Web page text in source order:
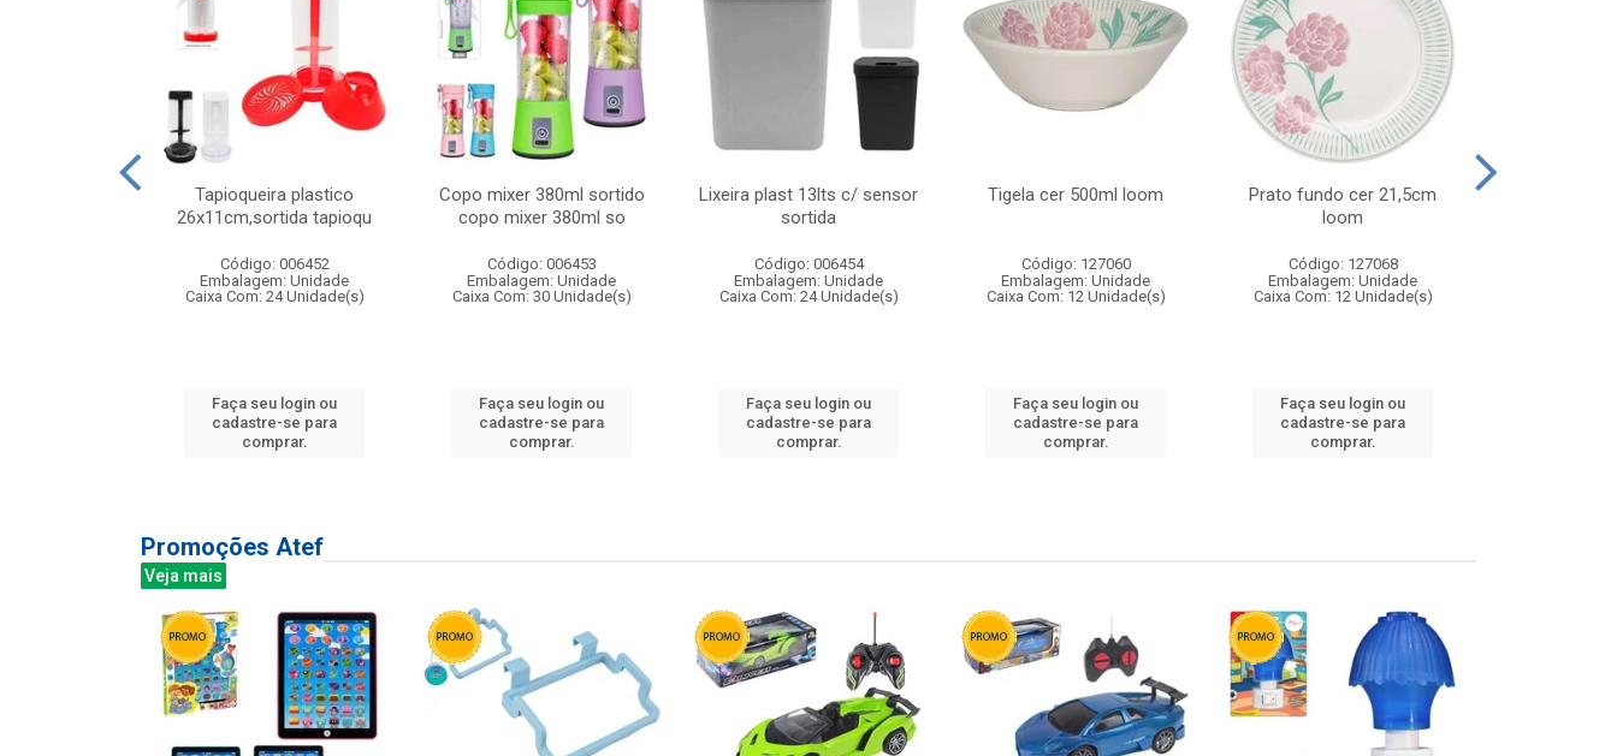
Tapioqueira plastico
26x11cm,sortida tapioqu
Código: 006452
Embalagem: Unidade
Caixa Com: 24 Unidade(s)
Faça seu login ou
cadastre-se para
comprar.
Copo mixer 380ml sortido
copo mixer 380ml so
Código: 006453
Embalagem: Unidade
Caixa Com: 30 Unidade(s)
Faça seu login ou
cadastre-se para
comprar.
Lixeira plast 13lts c/ sensor
sortida
Código: 006454
Embalagem: Unidade
Caixa Com: 24 Unidade(s)
Faça seu login ou
cadastre-se para
comprar.
Tigela cer 500ml loom
Código: 127060
Embalagem: Unidade
Caixa Com: 12 Unidade(s)
Faça seu login ou
cadastre-se para
comprar.
Prato fundo cer 21,5cm
loom
Código: 127068
Embalagem: Unidade
Caixa Com: 12 Unidade(s)
Faça seu login ou
cadastre-se para
comprar.
Promoções Atef
Veja mais